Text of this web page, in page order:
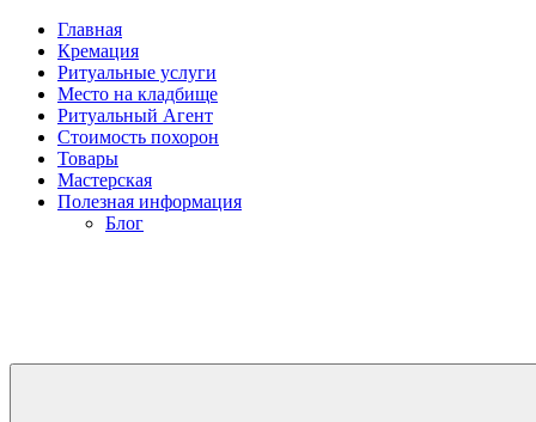
Главная
Кремация
Ритуальные услуги
Место на кладбище
Ритуальный Агент
Стоимость похорон
Товары
Мастерская
Полезная информация
Блог